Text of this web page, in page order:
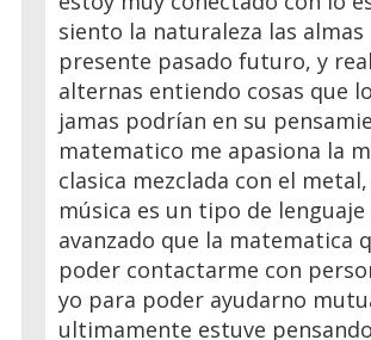
siento la naturaleza las almas
presente pasado futuro, y
alternas entiendo cosas que
jamas podrían en su
matematico me apasiona la
clasica mezclada con el
música es un tipo de lenguaje
avanzado que la matematica
poder contactarme con
yo para poder ayudarno
ultimamente estuve